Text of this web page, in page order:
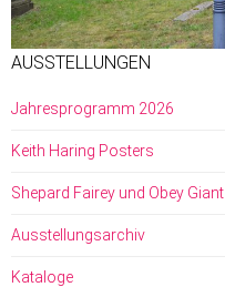
AUSSTELLUNGEN
Jahresprogramm 2026
Keith Haring Posters
Shepard Fairey und Obey Giant
Ausstellungsarchiv
Kataloge